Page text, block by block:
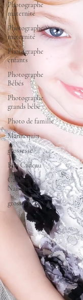
Photographe
maternité
Photographe
maternité
Photographe
enfants
Photographe
Bébés
Photographe
grands bébé
Photo de famille
Mannequin
grossesse
Bon Cadeau
Cadeau
Naissance
grossesse